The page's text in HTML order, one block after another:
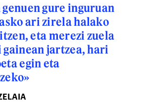
gure inguruan
ari zirela halako
eta merezi zuela
gainean jartzea, hari
egin eta